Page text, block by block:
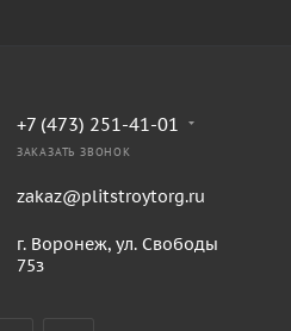
+7 (473) 251-41-01
ЗАКАЗАТЬ ЗВОНОК
zakaz@plitstroytorg.ru
г. Воронеж, ул. Свободы
75з